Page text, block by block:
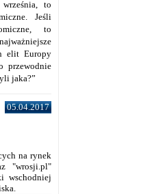
to
Jeśli
to
elit Europy
przewodnie
jaka?”
05.04.2017
na rynek
"wrosji.pl"
wschodniej